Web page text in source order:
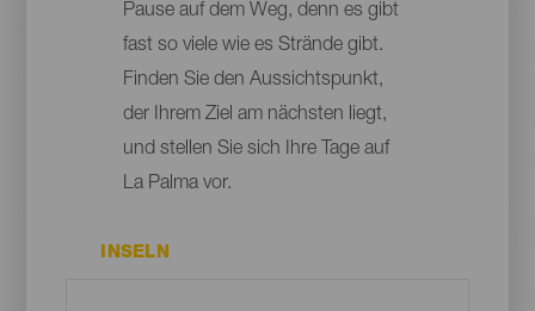
Pause auf dem Weg, denn es gibt
fast so viele wie es Strände gibt.
Finden Sie den Aussichtspunkt,
der Ihrem Ziel am nächsten liegt,
und stellen Sie sich Ihre Tage auf
La Palma vor.
INSELN